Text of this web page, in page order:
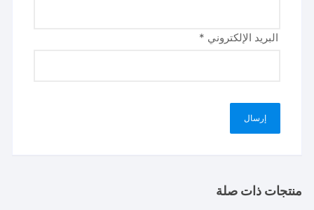
البريد الإلكتروني *
منتجات ذات صلة